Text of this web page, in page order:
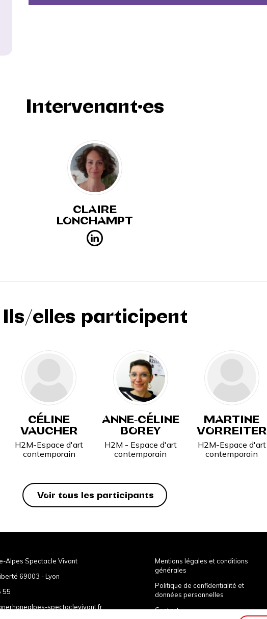
Intervenant·es
CLAIRE
LONCHAMPT
Ils/elles participent
CÉLINE
VAUCHER
H2M-Espace d'art
contemporain
ANNE-CÉLINE
BOREY
H2M - Espace d'art
contemporain
MARTINE
VORREITER
H2M-Espace d'art
contemporain
Voir tous les participants
Alpes Spectacle Vivant
69003 - Lyon
55
spectaclevivant.fr
Mentions légales et conditions
générales
Politique de confidentialité et
données personnelles
Contact